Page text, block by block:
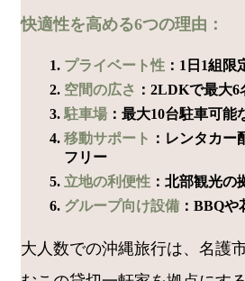
快適性を高める6つの理由：
プライベート性 ：1日1組限
空間の広さ ：2LDKで最大
駐車場 ：最大10台駐車可
移動サポート ：レンタカー
フリー
立地の利便性 ：北部観光の
グループ向け設備 ：BBQ
大人数での沖縄旅行は、名護